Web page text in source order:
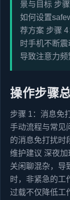
景与目标 步
如何设置
荐方案 步骤
时手机不断震
导致注意力
操作步骤
步骤 1：消息免
手动流程与常见
的消息免打扰时
维护建议 深夜
关闲聊混杂，导
时，非紧急的工
过载不仅降低工